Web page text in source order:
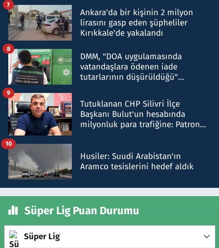
Ankara'da bir kişinin 2 milyon
lirasını gasp eden şüpheliler
Kırıkkale'de yakalandı
7
DMM, "DOA uygulamasında
vatandaşlara ödenen iade
tutarlarının düşürüldüğü"
8
Tutuklanan CHP Silivri İlçe
Başkanı Bulut'un hesabında
milyonluk para trafiğine: Patron
9
Husiler: Suudi Arabistan'ın
Aramco tesislerini hedef aldık
10
Süper Lig Puan Durumu
Süper Lig